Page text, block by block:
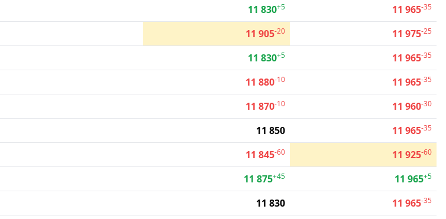
11 830+5 11 965-35
11 905-20 11 975-25
11 830+5 11 965-35
11 880-10 11 965-35
11 870-10 11 960-30
11 850 11 965-35
11 845-60 11 925-60
11 875+45 11 965+5
11 830 11 965-35